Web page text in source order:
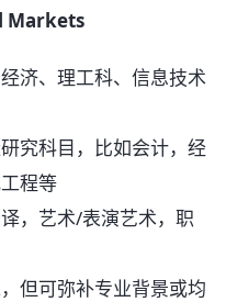
Markets
济、理工科、信息技术
究科目，比如会计，经
程等
，艺术/表演艺术，职
但可弥补专业背景或均